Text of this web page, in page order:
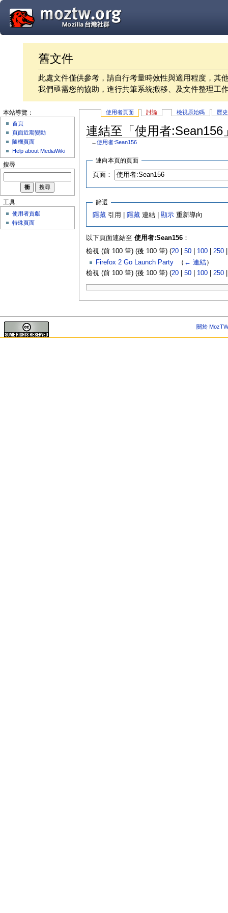
舊文件
此處文件僅供參考，請自行考量時效性與適用程度，其
我們亟需您的協助，進行共筆系統搬移、及文件整理工
使用者頁面 討論 檢視原始碼 歷
連結至「使用者:Sean156
←使用者:Sean156
連向本頁的頁面
頁面：
篩選
隱藏 引用 | 隱藏 連結 |顯示 重新導向
以下頁面連結至 使用者:Sean156：
檢視 (前 100 筆) (後 100 筆) (20| 50| 100| 250
Firefox 2 Go Launch Party‎ （ ← 連結）
檢視 (前 100 筆) (後 100 筆) (20| 50| 100| 250
本站導覽：
首頁
頁面近期變動
隨機頁面
Help about MediaWiki
搜尋
工具:
使用者貢獻
特殊頁面
關於